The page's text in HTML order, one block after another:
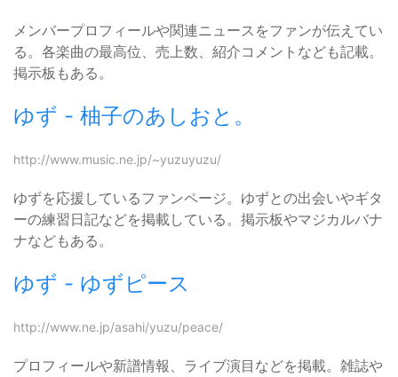
メンバープロフィールや関連ニュースをファンが伝えてい
る。各楽曲の最高位、売上数、紹介コメントなども記載。
掲示板もある。
ゆず - 柚子のあしおと。
http://www.music.ne.jp/~yuzuyuzu/
ゆずを応援しているファンページ。ゆずとの出会いやギタ
ーの練習日記などを掲載している。掲示板やマジカルバナ
ナなどもある。
ゆず - ゆずピース
http://www.ne.jp/asahi/yuzu/peace/
プロフィールや新譜情報、ライブ演目などを掲載。雑誌や